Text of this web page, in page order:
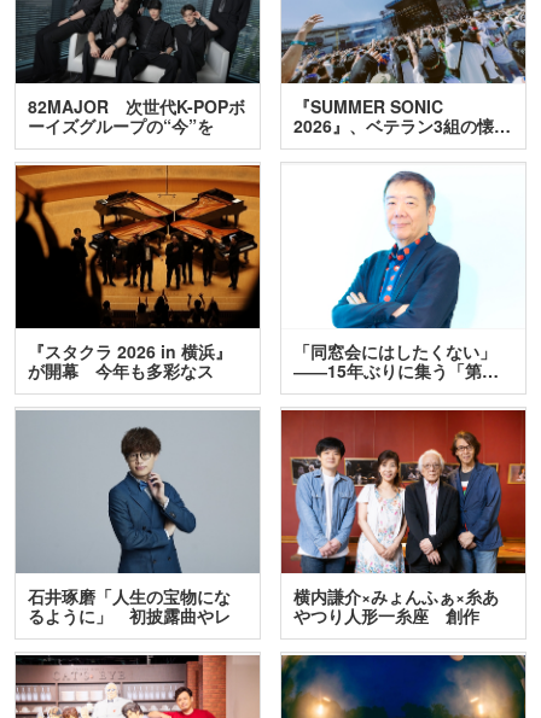
82MAJOR 次世代K-POPボ
ーイズグループの“今”を
訊…
『SUMMER SONIC
2026』、ベテラン3組の懐…
『スタクラ 2026 in 横浜』
が開幕 今年も多彩なス
テ…
「同窓会にはしたくない」
――15年ぶりに集う「第…
石井琢磨「人生の宝物にな
るように」 初披露曲やレ
ア…
横内謙介×みょんふぁ×糸あ
やつり人形一糸座 創作
人…